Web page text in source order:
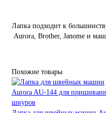
Лапка подходит к
Aurora, Brother, Janome и
Похожие товары